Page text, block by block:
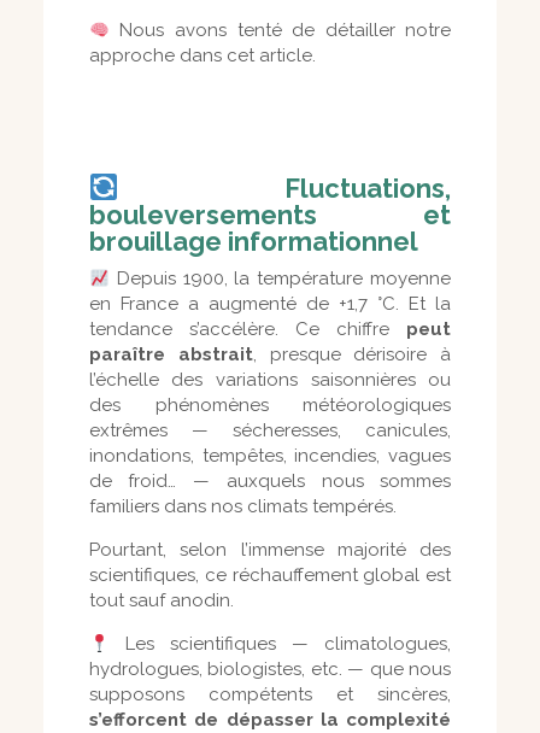
Nous avons tenté de détailler notre
approche dans cet article.
Fluctuations,
bouleversements et
brouillage informationnel
Depuis 1900, la température moyenne
en France a augmenté de +1,7 °C. Et la
tendance s’accélère. Ce chiffre peut
paraître abstrait, presque dérisoire à
l’échelle des variations saisonnières ou
des phénomènes météorologiques
extrêmes — sécheresses, canicules,
inondations, tempêtes, incendies, vagues
de froid… — auxquels nous sommes
familiers dans nos climats tempérés.
Pourtant, selon l’immense majorité des
scientifiques, ce réchauffement global est
tout sauf anodin.
Les scientifiques — climatologues,
hydrologues, biologistes, etc. — que nous
supposons compétents et sincères,
s’efforcent de dépasser la complexité